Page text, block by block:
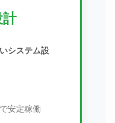
計
システム設
安定稼働